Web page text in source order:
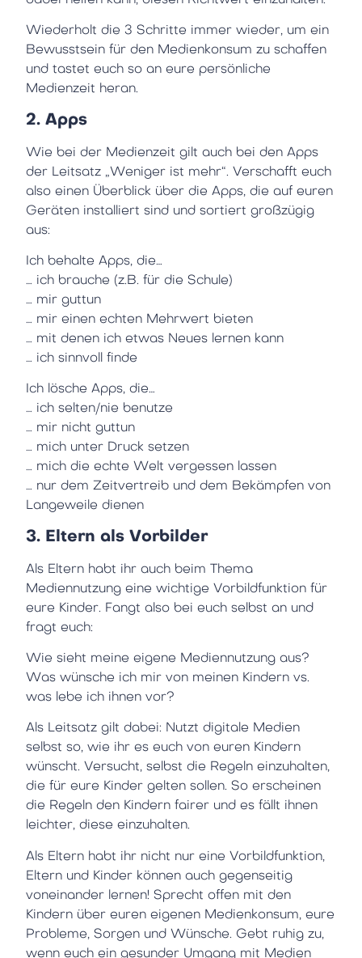
Wiederholt die 3 Schritte immer wieder, um ein
Bewusstsein für den Medienkonsum zu schaffen
und tastet euch so an eure persönliche
Medienzeit heran.
2. Apps
Wie bei der Medienzeit gilt auch bei den Apps
der Leitsatz „Weniger ist mehr“. Verschafft euch
also einen Überblick über die Apps, die auf euren
Geräten installiert sind und sortiert großzügig
aus:
Ich behalte Apps, die…
… ich brauche (z.B. für die Schule)
… mir guttun
… mir einen echten Mehrwert bieten
… mit denen ich etwas Neues lernen kann
… ich sinnvoll finde
Ich lösche Apps, die…
… ich selten/nie benutze
… mir nicht guttun
… mich unter Druck setzen
… mich die echte Welt vergessen lassen
… nur dem Zeitvertreib und dem Bekämpfen von
Langeweile dienen
3. Eltern als Vorbilder
Als Eltern habt ihr auch beim Thema
Mediennutzung eine wichtige Vorbildfunktion für
eure Kinder. Fangt also bei euch selbst an und
fragt euch:
Wie sieht meine eigene Mediennutzung aus?
Was wünsche ich mir von meinen Kindern vs.
was lebe ich ihnen vor?
Als Leitsatz gilt dabei: Nutzt digitale Medien
selbst so, wie ihr es euch von euren Kindern
wünscht. Versucht, selbst die Regeln einzuhalten,
die für eure Kinder gelten sollen. So erscheinen
die Regeln den Kindern fairer und es fällt ihnen
leichter, diese einzuhalten.
Als Eltern habt ihr nicht nur eine Vorbildfunktion,
Eltern und Kinder können auch gegenseitig
voneinander lernen! Sprecht offen mit den
Kindern über euren eigenen Medienkonsum, eure
Probleme, Sorgen und Wünsche. Gebt ruhig zu,
wenn euch ein gesunder Umgang mit Medien